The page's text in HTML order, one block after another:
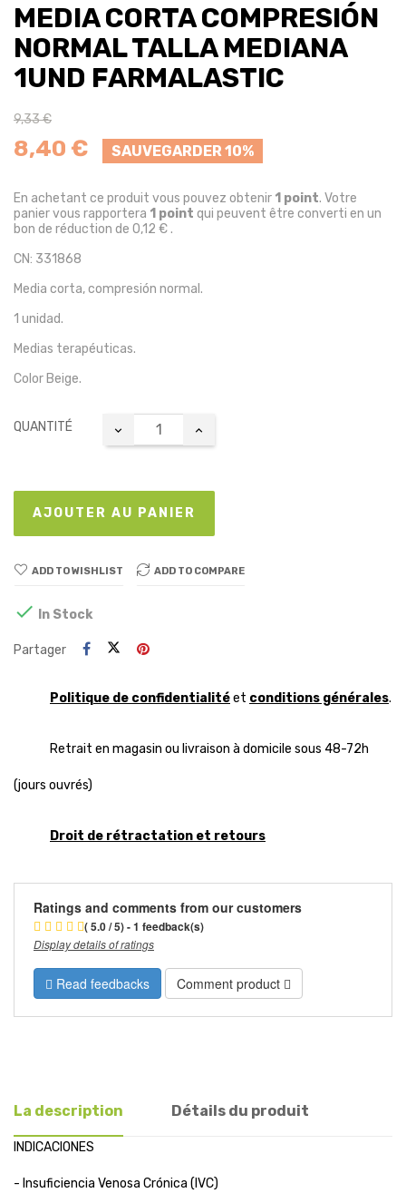
MEDIA CORTA COMPRESIÓN
NORMAL TALLA MEDIANA
1UND FARMALASTIC
9,33 €
8,40 € SAUVEGARDER 10%
En achetant ce produit vous pouvez obtenir 1 point. Votre
panier vous rapportera 1 point qui peuvent être converti en un
bon de réduction de 0,12 €.
CN: 331868
Media corta, compresión normal.
1 unidad.
Medias terapéuticas.
Color Beige.
QUANTITÉ
AJOUTER AU PANIER
ADD TO WISHLIST ADD TO COMPARE
 In Stock
Partager
Politique de confidentialitéet conditions générales.
Retrait en magasin ou livraison à domicile sous 48-72h
(jours ouvrés)
Droit de rétractation et retours
Ratings and comments from our customers
( 5.0 / 5) - 1 feedback(s)
Display details of ratings
Read feedbacks Comment product
La description Détails du produit
INDICACIONES
- Insuficiencia Venosa Crónica (IVC)